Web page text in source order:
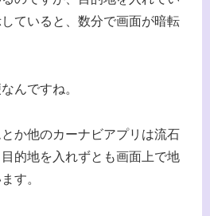
ていると、数分で画面が暗転
んですね。
か他のカーナビアプリは流石
的地を入れずとも画面上で地
す。